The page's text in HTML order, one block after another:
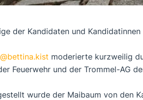
der Kandidaten und
@bettina.kist moderierte kurzweilig
Feuerwehr und der Trommel-AG
wurde der Maibaum von den